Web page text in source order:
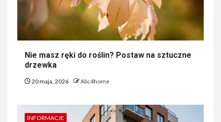
Nie masz ręki do roślin? Postaw na sztuczne
drzewka
20 maja, 2026 Abc4home
INFORMACJE